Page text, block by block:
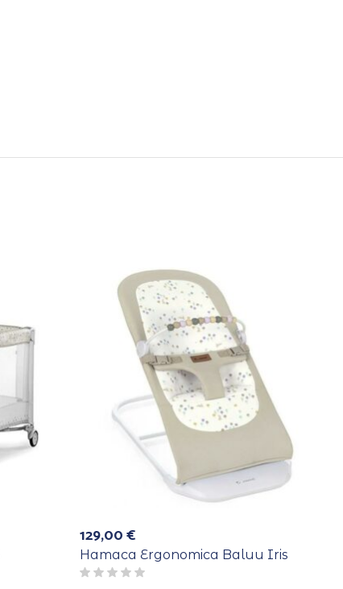
129,00€
Hamaca Ergonomica Baluu Iris